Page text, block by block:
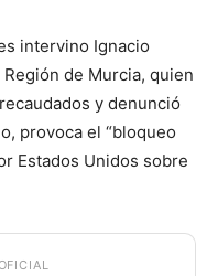
intervino Ignacio
de Murcia, quien
y denunció
provoca el “bloqueo
Estados Unidos sobre